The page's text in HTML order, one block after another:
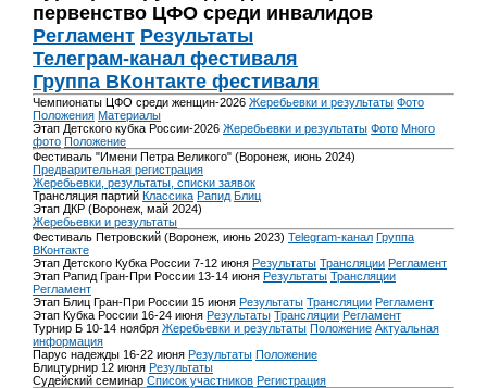
первенство ЦФО среди инвалидов
Регламент Результаты
Телеграм-канал фестиваля
Группа ВКонтакте фестиваля
Чемпионаты ЦФО среди женщин-2026 Жеребьевки и результаты Фото
Положения Материалы
Этап Детского кубка России-2026 Жеребьевки и результаты Фото Много
фото Положение
Фестиваль "Имени Петра Великого" (Воронеж, июнь 2024)
Предварительная регистрация
Жеребьевки, результаты, списки заявок
Трансляция партий Классика Рапид Блиц
Этап ДКР (Воронеж, май 2024)
Жеребьевки и результаты
Фестиваль Петровский (Воронеж, июнь 2023) Telegram-канал Группа
ВКонтакте
Этап Детского Кубка России 7-12 июня Результаты Трансляции Регламент
Этап Рапид Гран-При России 13-14 июня Результаты Трансляции
Регламент
Этап Блиц Гран-При России 15 июня Результаты Трансляции Регламент
Этап Кубка России 16-24 июня Результаты Трансляции Регламент
Турнир Б 10-14 ноября Жеребьевки и результаты Положение Актуальная
информация
Парус надежды 16-22 июня Результаты Положение
Блицтурнир 12 июня Результаты
Судейский семинар Список участников Регистрация